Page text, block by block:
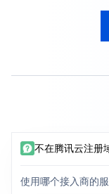
不在腾讯云注册
使用哪个接入商的